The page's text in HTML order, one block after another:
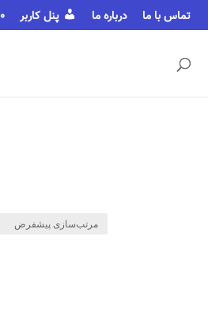
تماس با ما درباره ما پنل کاربر 0 مورد